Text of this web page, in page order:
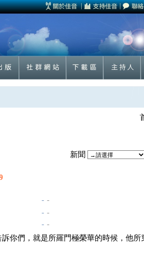
新聞
- -
- -
- -
訴你們，就是所羅門極榮華的時候，他